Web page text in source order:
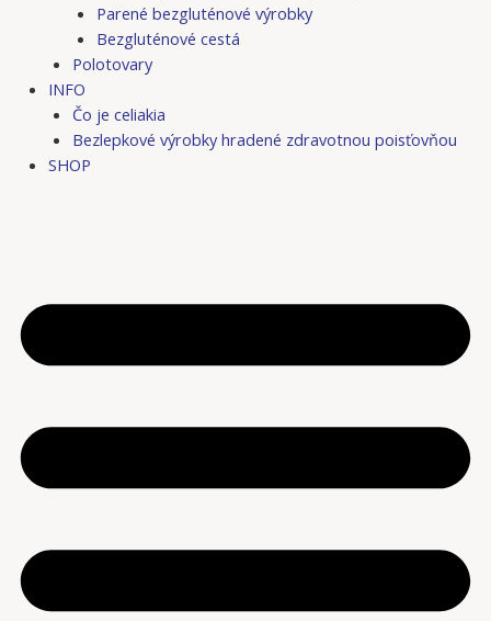
Parené bezgluténové výrobky
Bezgluténové cestá
Polotovary
INFO
Čo je celiakia
Bezlepkové výrobky hradené zdravotnou poisťovňou
SHOP